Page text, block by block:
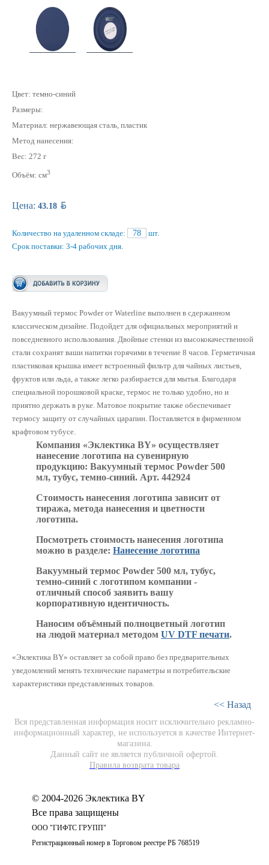
Цвет: темно-синий
Размеры:
Материал: нержавеющая cталь, пластик
Метод нанесения:
Вес: 272 г
Объём: см3
Цена: 43.18 BYN
Количество на удаленном складе: 78
шт.
Срок поставки: 3-4 рабочих дня.
Вакуумный термос Powder от Waterline выполнен в сдержанном
классическом дизайне. Подойдет для официальных мероприятий и
повседневного использования. Двойные стенки из высококачественной
стали сохранят ваши напитки горячими в течение 8 часов. Герметичная
пластиковая крышка имеет встроенный фильтр для чайных листьев,
фруктов или льда, а также легко разбирается для мытья. Благодаря
специальной порошковой краске, термос не только удобно, но и
приятно держать в руке. Матовое покрытие также обеспечивает
термосу защиту от случайных царапин. Поставляется в фирменном
крафтовом тубусе.
Компания «Эклектика BY» осуществляет
нанесение логотипа на сувенирную
продукцию: Вакуумный термос Powder 500
мл, тубус, темно-синий. Арт. 442924
Стоимость нанесения логотипа зависит от
тиража, метода нанесения и цветности
логотипа.
Посмотреть стоимость нанесения логотипа
можно в разделе:Нанесение логотипа
Вакуумный термос Powder 500 мл, тубус,
темно-синий с логотипом компании -
отличный способ заявить вашу
корпоративную идентичность.
Наносим объёмный полноцветный логотип
на людой материал методомUV DTF печати.
«Эклектика BY» оставляет за собой право без предварительных
уведомлений менять технические параметры и потребительские
характеристики представленных товаров.
<< Назад
Вся представленная информация носит исключительно рекламно-
информационный характер, не используется в качестве Интернет-
магазина.
Данный сайт не является публичной офертой.
Правила возврата товара
© 2004-2026 Эклектика BY
Все права защищены
ООО "ГИФТС ГРУПП"
Регистрационный номер в Торговом реестре РБ 768519